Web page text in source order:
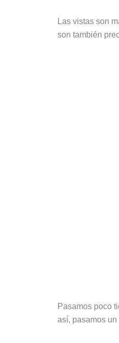
Las vistas son
son también
Pasamos poco
así, pasamos